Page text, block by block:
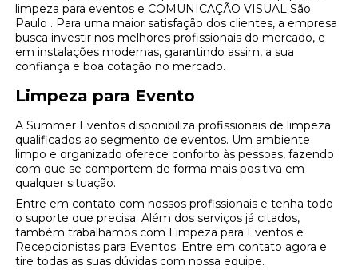
limpeza para eventos e COMUNICAÇÃO VISUAL São
Paulo . Para uma maior satisfação dos clientes, a empresa
busca investir nos melhores profissionais do mercado, e
em instalações modernas, garantindo assim, a sua
confiança e boa cotação no mercado.
Limpeza para Evento
A Summer Eventos disponibiliza profissionais de limpeza
qualificados ao segmento de eventos. Um ambiente
limpo e organizado oferece conforto às pessoas, fazendo
com que se comportem de forma mais positiva em
qualquer situação.
Entre em contato com nossos profissionais e tenha todo
o suporte que precisa. Além dos serviços já citados,
também trabalhamos com Limpeza para Eventos e
Recepcionistas para Eventos. Entre em contato agora e
tire todas as suas dúvidas com nossa equipe.